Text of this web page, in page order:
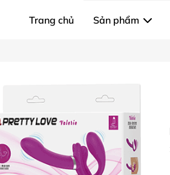
Trang chủ Sản phẩm